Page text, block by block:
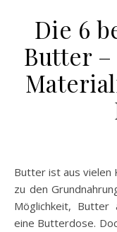
Die 6
Butter –
Butter ist aus vielen Küchen nicht wegzudenken und gehört
zu den
Möglichkeit, Butter
eine Butterdose.